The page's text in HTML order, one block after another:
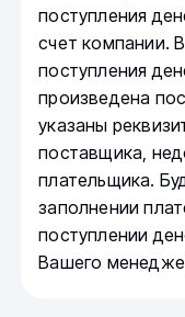
поступления
счет компании.
поступления
произведена
указаны
поставщика,
плательщика.
заполнении
поступлении
Вашего